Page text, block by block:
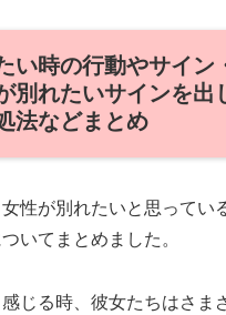
い時の行動やサイン
別れたいサインを出
法などまとめ
性が別れたいと思ってい
いてまとめました。
じる時、彼女たちはさま